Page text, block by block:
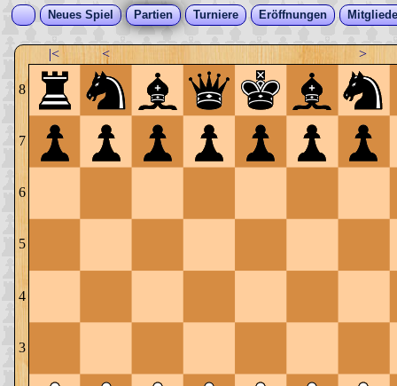
Neues Spiel Partien Turniere Eröffnungen
|< < >
8
7
6
5
4
3